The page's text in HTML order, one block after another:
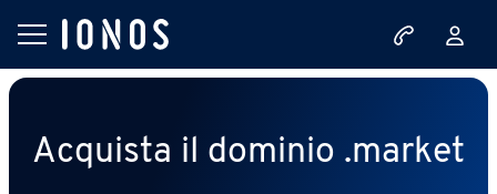
Acquista il dominio .market